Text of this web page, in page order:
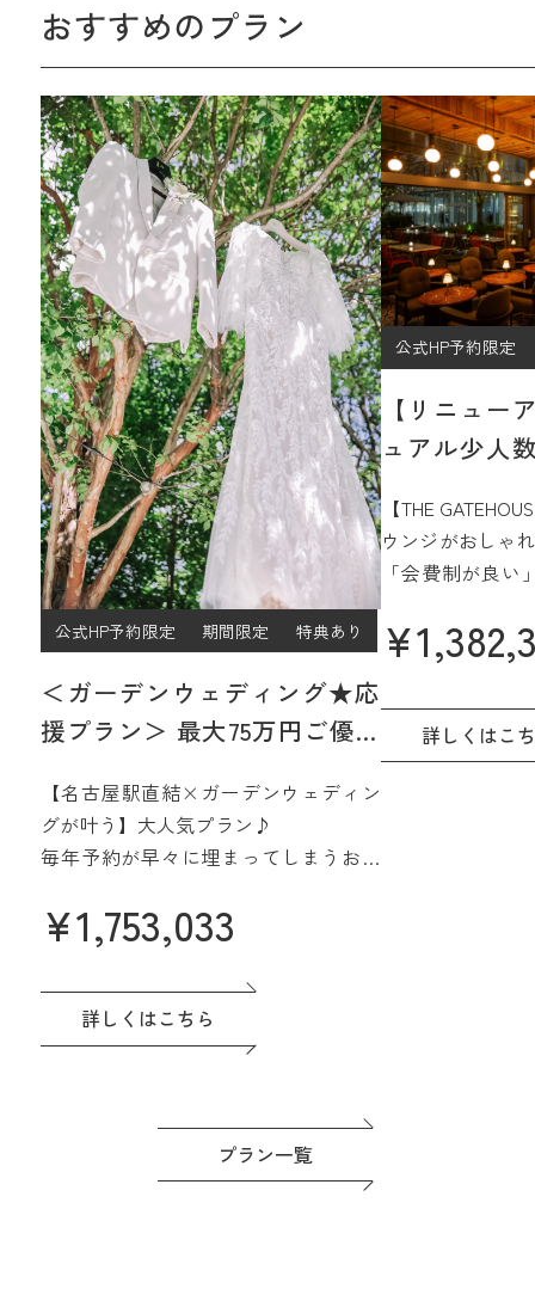
おすすめのプラン
公式HP予約限定 期間限定 特典あり
＜ガーデンウェディング★応
援プラン＞ 最大75万円ご優待
【名古屋駅直結×ガーデンウェディン
グが叶う】大人気プラン♪
毎年予約が早々に埋まってしまうお得
名駅直結&緑あふれる貸切会場。名古
屋城も一望できる眺望も人気です♪高
評価の料理は一番のおもてなし。
ドレスなど贅沢な特典つき◎準備もゆ
っくり進めよう！
¥1,753,033
詳しくはこちら
公式HP予約限定
【リニュ
ュアル少人
【THE
ウンジがおしゃ
「会費制が良
過ごしたい」
そんなご希望
15階、名古屋を
間で実現☆
さらに魅力的に
¥
詳しくはこ
プラン一覧